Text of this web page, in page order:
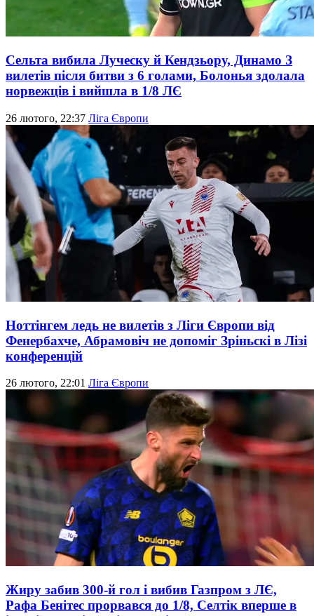
Сельта вибила Луческу й Кендзьору, Динамо З
вилетів після битви з 6 голами, Болонья здолала
норвежців і вийшла в 1/8 ЛЄ
26 лютого, 22:37 Ліга Європи
Ноттінгем ледь не вилетів з Ліги Європи від
Фенербахче, Абрамовіч не допоміг Зріньскі в Лізі
конференцій
26 лютого, 22:01 Ліга Європи
Жиру забив 300-й гол і вибив Газпром з ЛЄ,
Рафа Бенітес прорвався до 1/8, Селтік вперше в